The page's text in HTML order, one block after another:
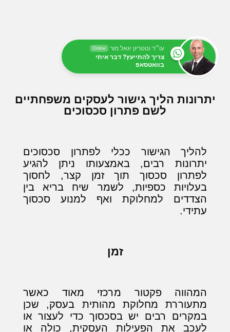
עו״ד ונוטריון יגאל מור Online
צריך להתייעץ? דבר איתי
בוואטסאפ
יתרונות הליך גישור לעסקים משפחתיים
לשם פתרון סכסוכים
להליך הגישור ככלי לפתרון סכסוכים
יתרונות רבים, באמצעותו ניתן להגיע
לפתרון סכסוך תוך זמן קצר, לחסוך
בעלויות כספיות, לשמר שיח בריא בין
הצדדים למחלוקת ואף למנוע סכסוך
עתידי.
זמן
המהווה פקטור מרכזי מאוד כאשר
מתעוררת מחלוקת מהותית בעסק, שכן
במקרים רבים יש בסכסוך כדי לעצור או
לעכב את הפעילות העסקית, כולה או